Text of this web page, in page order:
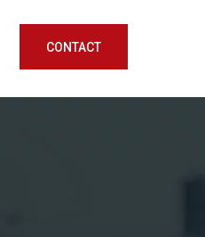
CONTACT